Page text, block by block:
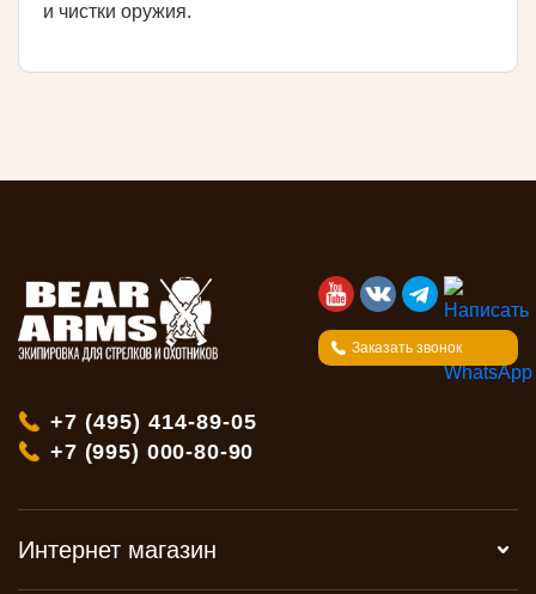
и чистки оружия.
Заказать звонок
+7 (495) 414-89-05
+7 (995) 000-80-90
Интернет магазин